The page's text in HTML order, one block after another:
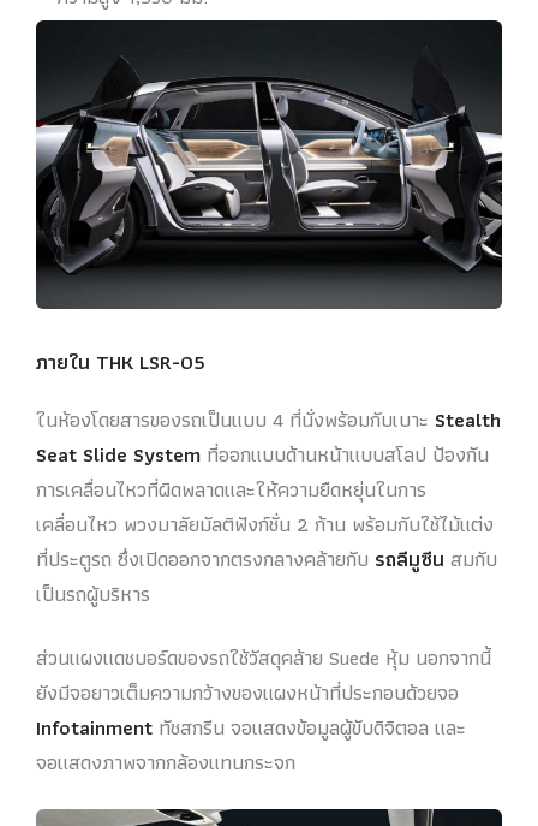
ภายใน THK LSR-05
ในห้องโดยสารของรถเป็นแบบ 4 ที่นั่งพร้อมกับเบาะ Stealth
Seat Slide System ที่ออกแบบด้านหน้าแบบสโลป ป้องกัน
การเคลื่อนไหวที่ผิดพลาดและให้ความยืดหยุ่นในการ
เคลื่อนไหว พวงมาลัยมัลติฟังก์ชั่น 2 ก้าน พร้อมกับใช้ไม้แต่ง
ที่ประตูรถ ซึ่งเปิดออกจากตรงกลางคล้ายกับ รถลีมูซีน สมกับ
เป็นรถผู้บริหาร
ส่วนแผงแดชบอร์ดของรถใช้วัสดุคล้าย Suede หุ้ม นอกจากนี้
ยังมีจอยาวเต็มความกว้างของแผงหน้าที่ประกอบด้วยจอ
Infotainment ทัชสกรีน จอแสดงข้อมูลผู้ขับดิจิตอล และ
จอแสดงภาพจากกล้องแทนกระจก